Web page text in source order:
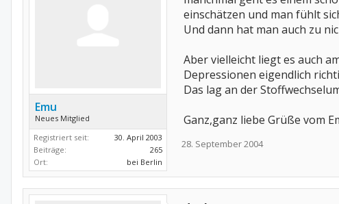
Emu
Neues Mitglied
Registriert seit:
30. April 2003
Beiträge:
265
Ort:
bei Berlin
einschätzen und man fühlt
Und dann hat man auch zu
Aber vielleicht liegt es auch
Depressionen eigendlich
Das lag an der
Ganz,ganz liebe Grüße vom
28. September 2004